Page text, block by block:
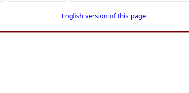
English version of this page